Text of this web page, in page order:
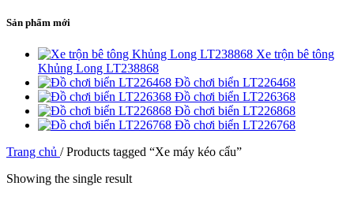
Sản phẩm mới
Xe trộn bê tông
Khủng Long LT238868
Đồ chơi biển LT226468
Đồ chơi biển LT226368
Đồ chơi biển LT226868
Đồ chơi biển LT226768
Trang chủ / Products tagged “Xe máy kéo cẩu”
Showing the single result